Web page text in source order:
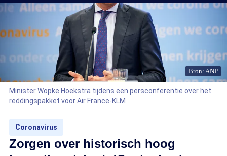
Bron: ANP
Minister Wopke Hoekstra tijdens een persconferentie over het
reddingspakket voor Air France-KLM
Coronavirus
Zorgen over historisch hoog